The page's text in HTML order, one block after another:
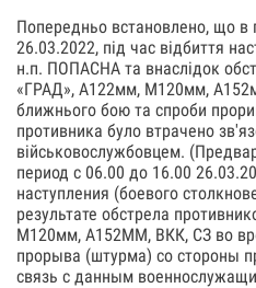
Попередньо встановлено, що в
26.03.2022, під час відбиття
н.п. ПОПАСНА та внаслідок
«ГРАД», А122мм, М120мм,
ближнього бою та спроби
противника було втрачено
військовослужбовцем.
период с 06.00 до 16.00
наступления (боевого
результате обстрела
М120мм, А152ММ, ВКК, СЗ во
прорыва (штурма) со стороны
связь с данным